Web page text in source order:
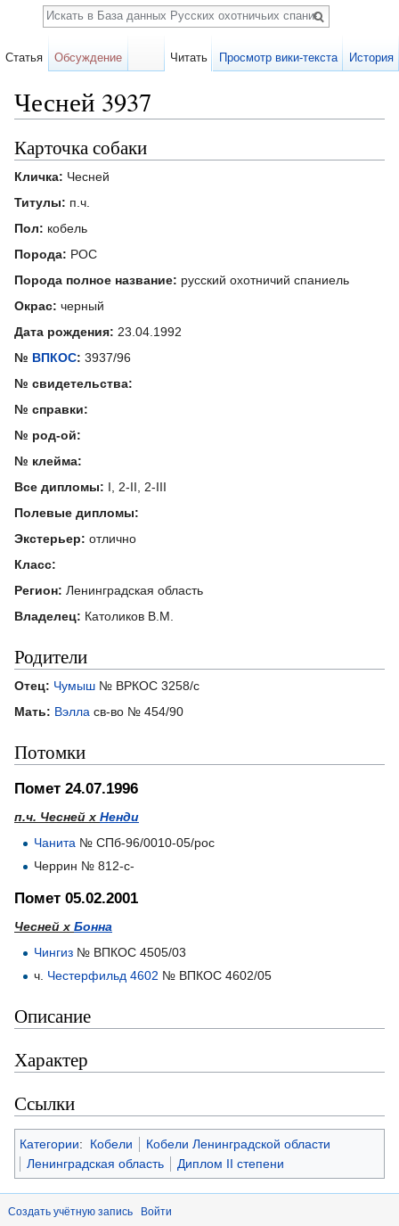
Чесней 3937
Карточка собаки
Кличка: Чесней
Титулы: п.ч.
Пол: кобель
Порода: РОС
Порода полное название: русский охотничий спаниель
Окрас: черный
Дата рождения: 23.04.1992
№ ВПКОС: 3937/96
№ свидетельства:
№ справки:
№ род-ой:
№ клейма:
Все дипломы: I, 2-II, 2-III
Полевые дипломы:
Экстерьер: отлично
Класс:
Регион: Ленинградская область
Владелец: Католиков В.М.
Родители
Отец: Чумыш № ВРКОС 3258/с
Мать: Вэлла св-во № 454/90
Потомки
Помет 24.07.1996
п.ч. Чесней х Ненди
Чанита № СПб-96/0010-05/рос
Черрин № 812-с-
Помет 05.02.2001
Чесней х Бонна
Чингиз № ВПКОС 4505/03
ч. Честерфильд 4602 № ВПКОС 4602/05
Описание
Характер
Ссылки
Категории: Кобели
Кобели Ленинградской области
Ленинградская область
Диплом II степени
Создать учётную запись Войти
Статья Обсуждение Читать Просмотр вики-текста История
Поиск